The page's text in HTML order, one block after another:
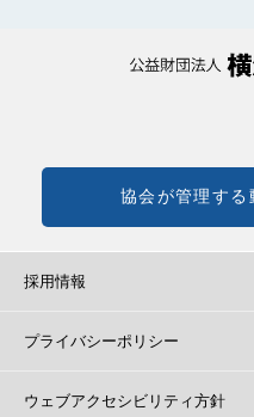
協会が管理する
採用情報
プライバシーポリシー
ウェブアクセシビリティ方針